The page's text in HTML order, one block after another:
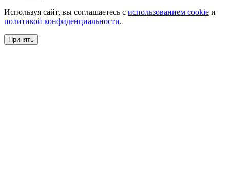
Используя сайт, вы соглашаетесь с использованием cookie и
политикой конфиденциальности.
Принять